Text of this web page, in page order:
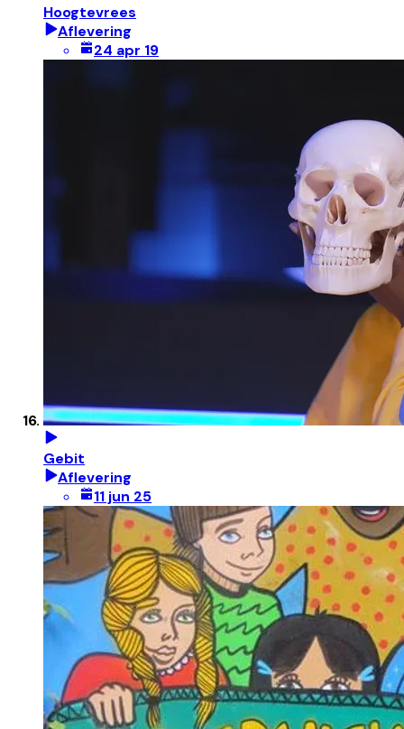
Hoogtevrees
Aflevering
24 apr 19
Gebit
Aflevering
11 jun 25